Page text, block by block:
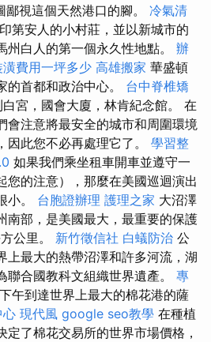
視這個天然港口的腳。 冷氣清
第安人的小村莊，並以新城市的
州白人的第一個永久性地點。 辦
潢費用一坪多少 高雄搬家 華盛頓
的首都和政治中心。 台中脊椎矯
宮，國會大廈，林肯紀念館。 在
會注意將最安全的城市和周圍環境
因此您不必再處理它了。 學習整
如果我們乘坐租車開車並遵守一
您的注意），那麼在美國巡迴演出
小。 台胞證辦理 護理之家 大沼澤
南部，是美國最大，最重要的保護
公里。 新竹徵信社 白蟻防治 公
上最大的熱帶沼澤和許多河流，湖
聯合國教科文組織世界遺產。 專
下午到達世界上最大的棉花港的薩
心 現代風 google seo教學 在種植
定了棉花交易所的世界市場價格，